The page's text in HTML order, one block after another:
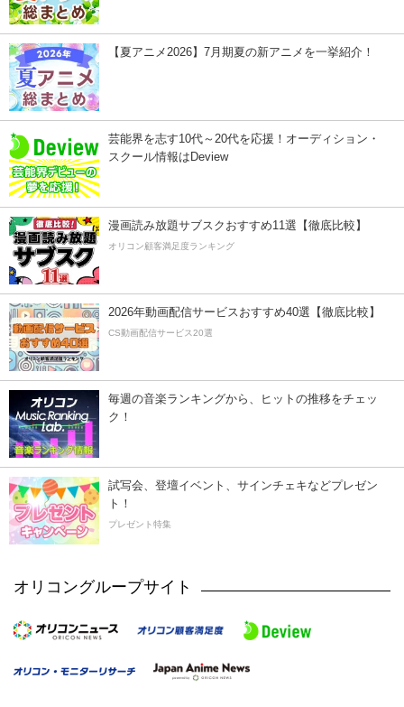
【夏アニメ2026】7月期夏の新アニメを一挙紹介！
芸能界を志す10代～20代を応援！オーディション・
スクール情報はDeview
漫画読み放題サブスクおすすめ11選【徹底比較】
オリコン顧客満足度ランキング
2026年動画配信サービスおすすめ40選【徹底比較】
CS動画配信サービス20選
毎週の音楽ランキングから、ヒットの推移をチェッ
ク！
試写会、登壇イベント、サインチェキなどプレゼン
ト！
プレゼント特集
オリコングループサイト